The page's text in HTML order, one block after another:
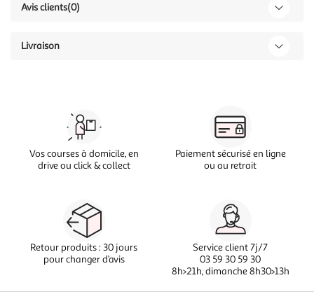
Avis clients(0)
Livraison
Vos courses à domicile, en
drive ou click & collect
Paiement sécurisé en ligne
ou au retrait
Retour produits : 30 jours
pour changer d’avis
Service client 7j/7
03 59 30 59 30
8h>21h, dimanche 8h30>13h